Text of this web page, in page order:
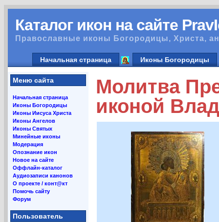
Каталог икон на сайте
Православные иконы Богородицы, Христа,
Начальная страница Иконы Богородицы
Меню сайта
Начальная страница
Иконы Богородицы
Иконы Иисуса Христа
Иконы Ангелов
Иконы Святых
Минейные иконы
Модерация
Опознание икон
Новое на сайте
Оффлайн-каталог
Аудиозаписи канонов
О проекте / конт@кт
Помочь сайту
Форум
Пользователь
Молитва
иконой